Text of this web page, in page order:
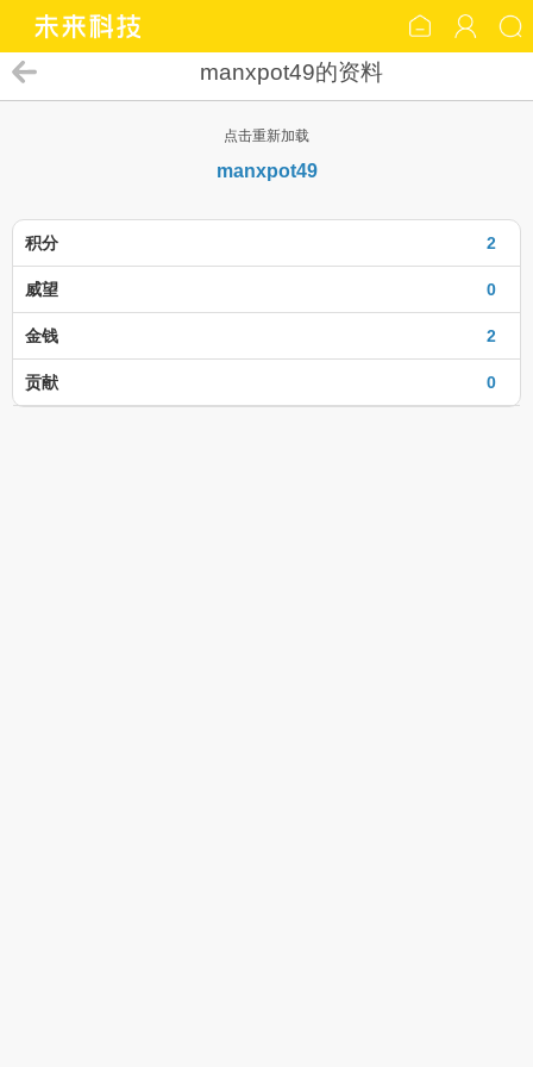
manxpot49的资料
点击重新加载
manxpot49
2
积分
0
威望
2
金钱
0
贡献